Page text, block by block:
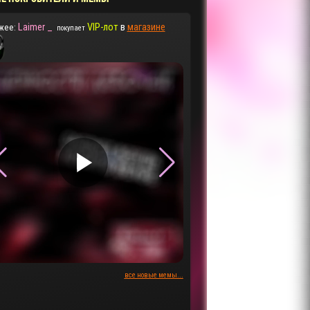
Laimer _ покупает VIP-лотв магазине
▶
все новые мемы...